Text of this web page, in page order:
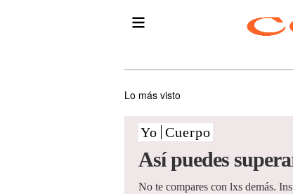
Lo más visto
Yo Cuerpo
Así puedes
No te compares con lxs demás.